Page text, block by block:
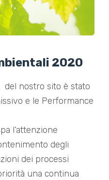
2020
del nostro sito è stato
e le Performance
l’attenzione
degli
dei processi
una continua